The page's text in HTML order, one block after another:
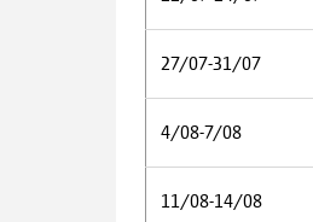
27/07-31/07
4/08-7/08
11/08-14/08